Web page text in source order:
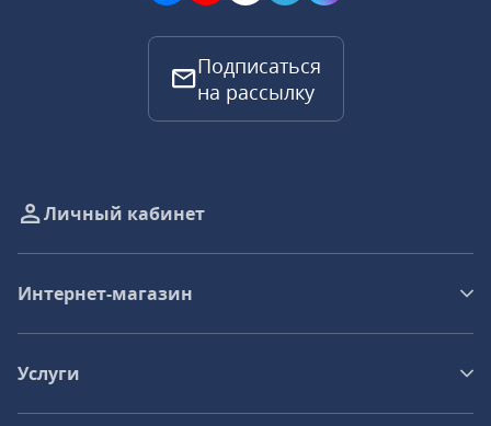
Подписаться
на рассылку
Личный кабинет
Интернет-магазин
Услуги